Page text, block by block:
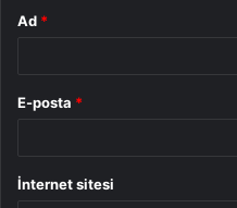
Ad *
E-posta *
İnternet sitesi